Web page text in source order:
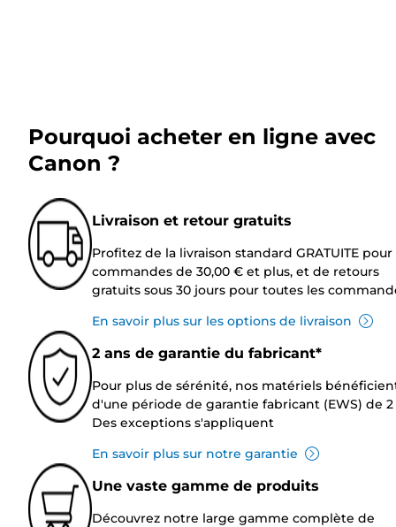
Pourquoi acheter en ligne avec
Canon ?
Livraison et retour gratuits
Profitez de la livraison standard GRATUITE pour
commandes de 30,00 € et plus, et de retours
gratuits sous 30 jours pour toutes les
En savoir plus sur les options de livraison
2 ans de garantie du fabricant*
Pour plus de sérénité, nos matériels
d'une période de garantie fabricant (EWS) de 2
Des exceptions s'appliquent
En savoir plus sur notre garantie
Une vaste gamme de produits
Découvrez notre large gamme complète de